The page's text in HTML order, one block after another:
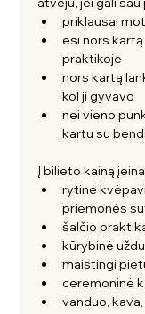
priklausai
esi nors
praktikoje
nors kartą
kol ji gyvavo
nei vieno
kartu su
Į bilieto kainą
rytinė
priemonės
šalčio
kūrybinė
maistingi
ceremoninė
vanduo,